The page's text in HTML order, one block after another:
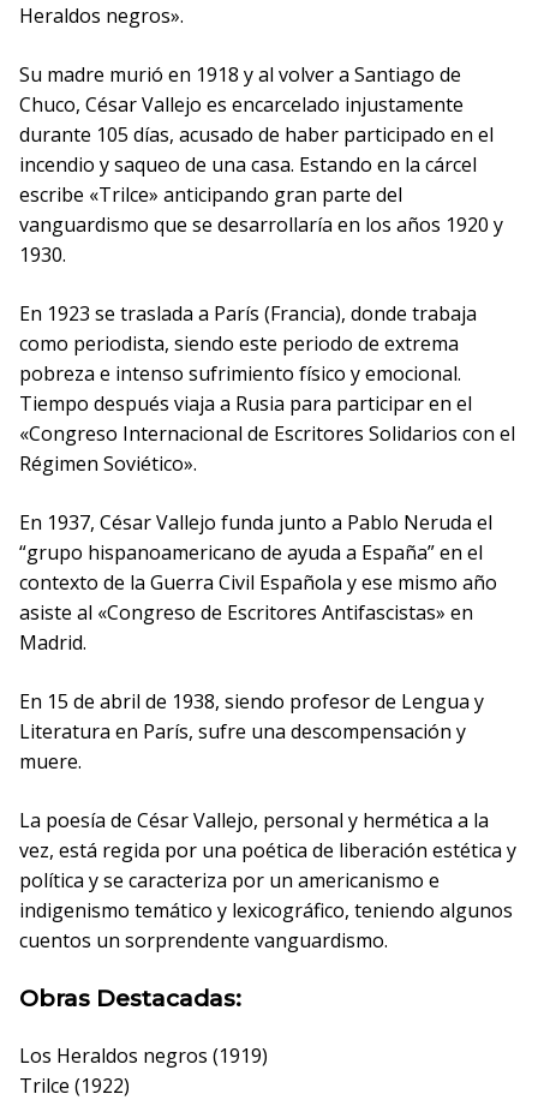
Heraldos negros».
Su madre murió en 1918 y al volver a Santiago de
Chuco, César Vallejo es encarcelado injustamente
durante 105 días, acusado de haber participado en el
incendio y saqueo de una casa. Estando en la cárcel
escribe «Trilce» anticipando gran parte del
vanguardismo que se desarrollaría en los años 1920 y
1930.
En 1923 se traslada a París (Francia), donde trabaja
como periodista, siendo este periodo de extrema
pobreza e intenso sufrimiento físico y emocional.
Tiempo después viaja a Rusia para participar en el
«Congreso Internacional de Escritores Solidarios con el
Régimen Soviético».
En 1937, César Vallejo funda junto a Pablo Neruda el
“grupo hispanoamericano de ayuda a España” en el
contexto de la Guerra Civil Española y ese mismo año
asiste al «Congreso de Escritores Antifascistas» en
Madrid.
En 15 de abril de 1938, siendo profesor de Lengua y
Literatura en París, sufre una descompensación y
muere.
La poesía de César Vallejo, personal y hermética a la
vez, está regida por una poética de liberación estética y
política y se caracteriza por un americanismo e
indigenismo temático y lexicográfico, teniendo algunos
cuentos un sorprendente vanguardismo.
Obras Destacadas:
Los Heraldos negros (1919)
Trilce (1922)